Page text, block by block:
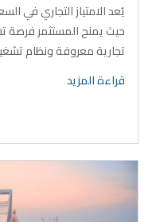
يُعد الامتياز التجاري في
حيث يمنح المستثمر فرصة
تجارية معروفة ونظام
مزايا الامتياز التجاري،
العوامل التي تساعد على
قراءة المزيد